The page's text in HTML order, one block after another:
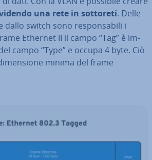
una rete in sottoreti. Delle
dallo switch sono re­spon­sa­bi­li i
Ethernet II il campo “Tag” è im­
campo “Type” e occupa 4 byte. Ciò
minima del frame